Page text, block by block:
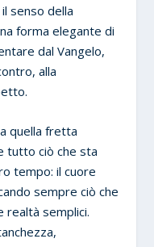
senso della
forma elegante di
dal Vangelo,
alla
quella fretta
tutto ciò che sta
tempo: il cuore
sempre ciò che
realtà semplici.